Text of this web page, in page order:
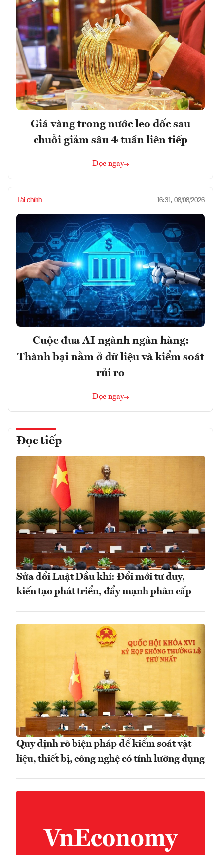
Giá vàng trong nước leo dốc sau
chuỗi giảm sâu 4 tuần liên tiếp
Đọc ngay
Tài chính 16:31, 08/08/2026
Cuộc đua AI ngành ngân hàng:
Thành bại nằm ở dữ liệu và kiểm soát
rủi ro
Đọc ngay
Đọc tiếp
Sửa đổi Luật Dầu khí: Đổi mới tư duy,
kiến tạo phát triển, đẩy mạnh phân cấp
Quy định rõ biện pháp để kiểm soát vật
liệu, thiết bị, công nghệ có tính lưỡng dụng